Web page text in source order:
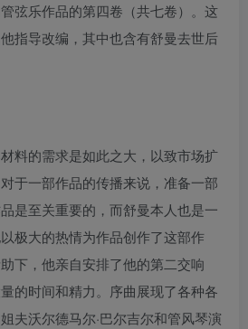
弦乐作品的第四卷（共七卷）。这
指导改编，其中也含有舒曼去世后
料的需求是如此之大，以致市场扩
于一部作品的传播来说，准备一部
是至关重要的，而舒曼本人也是一
极大的热情为作品创作了这部作
下，他亲自安排了他的第二交响
的时间和精力。序曲展现了各种各
夫沃尔德马尔·巴尔吉尔和管风琴演